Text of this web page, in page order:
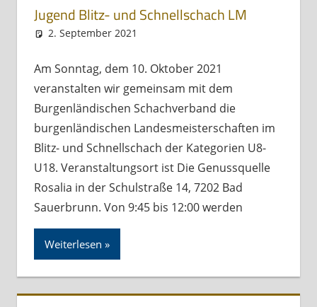
Jugend Blitz- und Schnellschach LM
2. September 2021
Am Sonntag, dem 10. Oktober 2021
veranstalten wir gemeinsam mit dem
Burgenländischen Schachverband die
burgenländischen Landesmeisterschaften im
Blitz- und Schnellschach der Kategorien U8-
U18. Veranstaltungsort ist Die Genussquelle
Rosalia in der Schulstraße 14, 7202 Bad
Sauerbrunn. Von 9:45 bis 12:00 werden
Weiterlesen